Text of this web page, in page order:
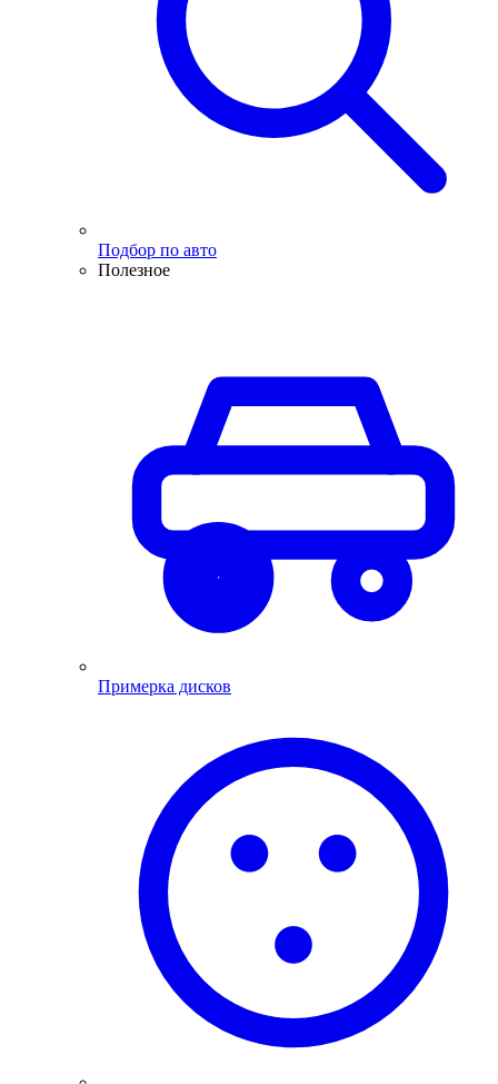
Подбор по авто
Полезное
Примерка дисков